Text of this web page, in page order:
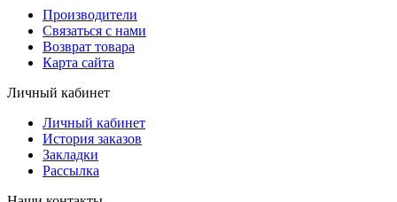
Производители
Связаться с нами
Возврат товара
Карта сайта
Личный кабинет
Личный кабинет
История заказов
Закладки
Рассылка